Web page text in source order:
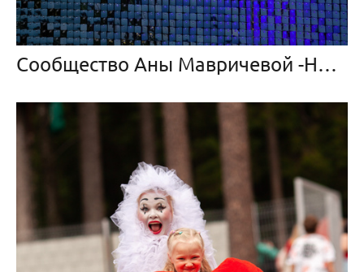
Сообщество Аны Мавричевой -Новый год